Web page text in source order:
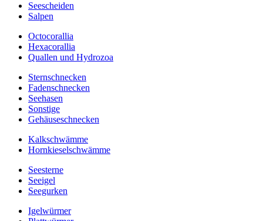
Seescheiden
Salpen
Octocorallia
Hexacorallia
Quallen und Hydrozoa
Sternschnecken
Fadenschnecken
Seehasen
Sonstige
Gehäuseschnecken
Kalkschwämme
Hornkieselschwämme
Seesterne
Seeigel
Seegurken
Igelwürmer